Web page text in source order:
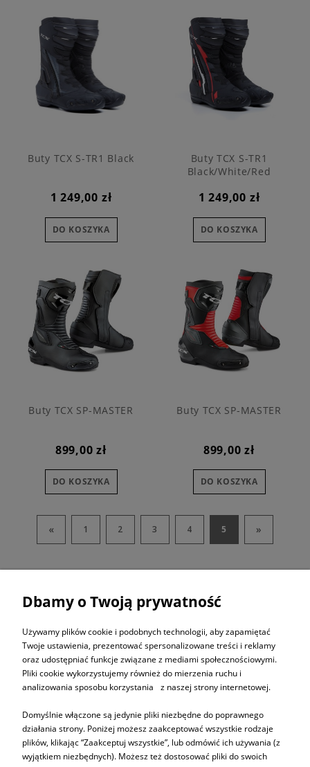
Buty TCX S-TR1 Black
1 249,00 zł
DO KOSZYKA
Buty TCX S-TR1
Black/White/Red
1 249,00 zł
DO KOSZYKA
Buty TCX SP-MASTER
899,00 zł
DO KOSZYKA
Buty TCX SP-MASTER
899,00 zł
DO KOSZYKA
« 1 2 3 4 5 »
ZAPISZ SIĘ DO
NEWSLETTERA
Informacje
Dbamy o Twoją prywatność
Używamy plików cookie i podobnych technologii, aby zapamiętać
Twoje ustawienia, prezentować spersonalizowane treści i reklamy
oraz udostępniać funkcje związane z mediami społecznościowymi.
Pliki cookie wykorzystujemy również do mierzenia ruchu i
analizowania sposobu korzystania z naszej strony internetowej.
Domyślnie włączone są jedynie pliki niezbędne do poprawnego
działania strony. Poniżej możesz zaakceptować wszystkie rodzaje
plików, klikając “Zaakceptuj wszystkie”, lub odmówić ich używania (z
wyjątkiem niezbędnych). Możesz też dostosować pliki do swoich